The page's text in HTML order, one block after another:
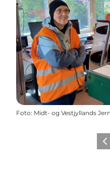
Foto: Midt- og Vestjyllands